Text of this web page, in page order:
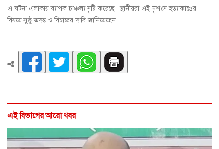
এ ঘটনা এলাকায় ব্যাপক চাঞ্চল্য সৃষ্টি করেছে। স্থানীয়রা এই নৃশংস হত্যাকাণ্ডের
বিষয়ে সুষ্ঠু তদন্ত ও বিচারের দাবি জানিয়েছেন।
এই বিভাগের আরো খবর